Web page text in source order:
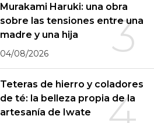
3
Murakami Haruki: una obra
sobre las tensiones entre una
madre y una hija
04/08/2026
Teteras de hierro y coladores
de té: la belleza propia de la
artesanía de Iwate